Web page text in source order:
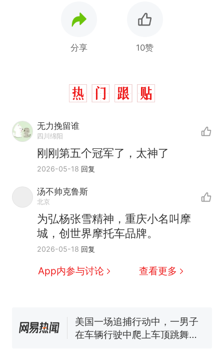
分享 10赞
无力挽留谁
四川绵阳
刚刚第五个冠军了，太神了
2026-05-18 回复
汤不帅克鲁斯
北京
为弘杨张雪精神，重庆小名叫摩
城，创世界摩托车品牌。
2026-05-18 回复
App内参与讨论 查看更多
热 西班牙飞地休达边境，摩洛
哥士兵搬起大石块投向移民引
争议，此前一天内数万人从摩
洛哥涌入西班牙
费大厨“全国小炒肉大王”称
号，仅凭视频评出？中国烹饪
协会回应
男子上山采菌偶然发现鸡枞菌
（新京报）
笔试第一被第二名传话劝弃考
官方通报